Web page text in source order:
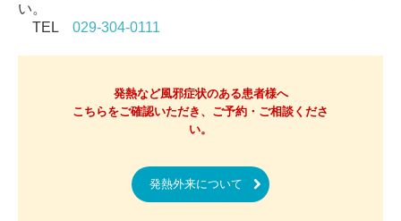
い。
TEL 029-304-0111
発熱など風邪症状のある患者様へ
こちらをご確認いただき、ご予約・ご相談くださ
い。
発熱外来について